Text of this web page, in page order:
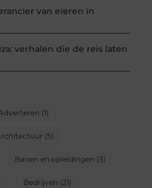
van eieren in
verhalen die de reis laten
(1)
(5)
Banen en opleidingen (3)
Bedrijven (21)